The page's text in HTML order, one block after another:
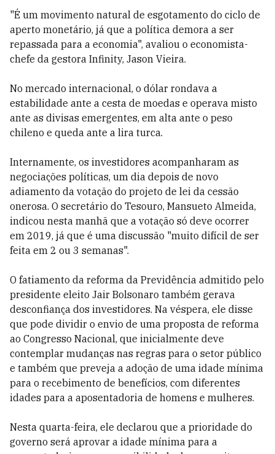
"É um movimento natural de esgotamento do ciclo de
aperto monetário, já que a política demora a ser
repassada para a economia", avaliou o economista-
chefe da gestora Infinity, Jason Vieira.
No mercado internacional, o dólar rondava a
estabilidade ante a cesta de moedas e operava misto
ante as divisas emergentes, em alta ante o peso
chileno e queda ante a lira turca.
Internamente, os investidores acompanharam as
negociações políticas, um dia depois de novo
adiamento da votação do projeto de lei da cessão
onerosa. O secretário do Tesouro, Mansueto Almeida,
indicou nesta manhã que a votação só deve ocorrer
em 2019, já que é uma discussão "muito difícil de ser
feita em 2 ou 3 semanas".
O fatiamento da reforma da Previdência admitido pelo
presidente eleito Jair Bolsonaro também gerava
desconfiança dos investidores. Na véspera, ele disse
que pode dividir o envio de uma proposta de reforma
ao Congresso Nacional, que inicialmente deve
contemplar mudanças nas regras para o setor público
e também que preveja a adoção de uma idade mínima
para o recebimento de benefícios, com diferentes
idades para a aposentadoria de homens e mulheres.
Nesta quarta-feira, ele declarou que a prioridade do
governo será aprovar a idade mínima para a